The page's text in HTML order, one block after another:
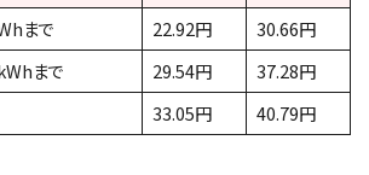
まで
22.92円
30.66円
まで
29.54円
37.28円
33.05円 40.79円